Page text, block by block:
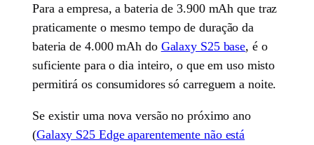
Para a empresa, a bateria de 3.900 mAh que traz
praticamente o mesmo tempo de duração da
bateria de 4.000 mAh do Galaxy S25 base, é o
suficiente para o dia inteiro, o que em uso misto
permitirá os consumidores só carreguem a noite.
Se existir uma nova versão no próximo ano
(Galaxy S25 Edge aparentemente não está